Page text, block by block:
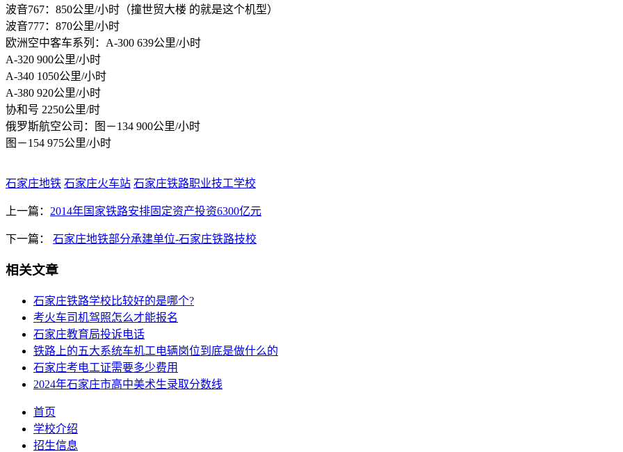
波音767：850公里/小时（撞世贸大楼 的就是这个机型）
波音777：870公里/小时
欧洲空中客车系列：A-300 639公里/小时
A-320 900公里/小时
A-340 1050公里/小时
A-380 920公里/小时
协和号 2250公里/时
俄罗斯航空公司：图－134 900公里/小时
图－154 975公里/小时
石家庄地铁 石家庄火车站 石家庄铁路职业技工学校
上一篇： 2014年国家铁路安排固定资产投资6300亿元
下一篇： 石家庄地铁部分承建单位-石家庄铁路技校
相关文章
石家庄铁路学校比较好的是哪个?
考火车司机驾照怎么才能报名
石家庄教育局投诉电话
铁路上的五大系统车机工电辆岗位到底是做什么的
石家庄考电工证需要多少费用
2024年石家庄市高中美术生录取分数线
首页
学校介绍
招生信息